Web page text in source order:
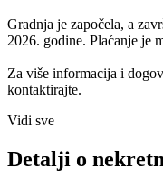
Gradnja je započela, a
2026. godine. Plaćanje je
Za više informacija i
kontaktirajte.
Vidi sve
Detalji o